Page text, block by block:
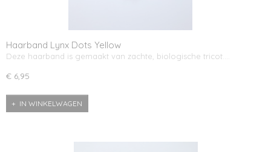
Haarband Lynx Dots Yellow
Deze haarband is gemaakt van zachte, biologische tricot.…
€ 6,95
IN WINKELWAGEN